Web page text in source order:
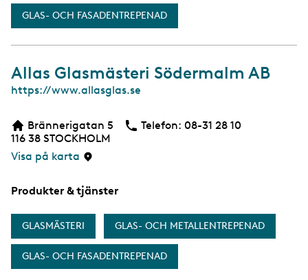
GLAS- OCH FASADENTREPENAD
Allas Glasmästeri Södermalm AB
W
b
s
i
https://www.allasglas.se
Brännerigatan 5
116 38 STOCKHOLM
Visa på karta
Telefon: Telefon
08-31 28 10
Produkter & tjänster
GLASMÄSTERI GLAS- OCH METALLENTREPENAD
GLAS- OCH FASADENTREPENAD